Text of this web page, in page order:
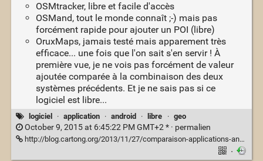
OSMtracker, libre et facile d'accès
OSMand, tout le monde connaît ;-) mais pas
forcément rapide pour ajouter un POI (libre)
OruxMaps, jamais testé mais apparement très
efficace... une fois que l'on sait s'en servir ! À
première vue, je ne vois pas forcément de valeur
ajoutée comparée à la combinaison des deux
systèmes précédents. Et je ne sais pas si ce
logiciel est libre...
logiciel · application · android · libre · geo
October 9, 2015 at 6:45:22 PM GMT+2 * · permalien
http://blog.cartong.org/2013/11/27/comparaison-applications-android-pour-openstreetmap/
·